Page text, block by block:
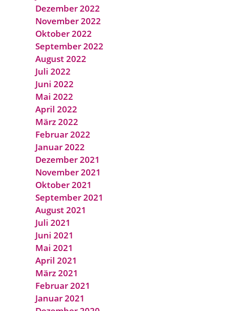
Dezember 2022
November 2022
Oktober 2022
September 2022
August 2022
Juli 2022
Juni 2022
Mai 2022
April 2022
März 2022
Februar 2022
Januar 2022
Dezember 2021
November 2021
Oktober 2021
September 2021
August 2021
Juli 2021
Juni 2021
Mai 2021
April 2021
März 2021
Februar 2021
Januar 2021